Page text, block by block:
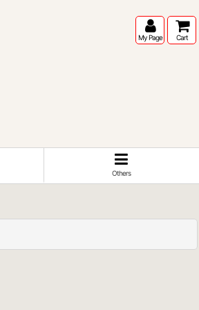
My Page Cart
Others